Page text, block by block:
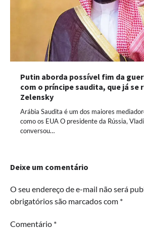
Putin aborda possível fim da
com o príncipe saudita, que já se
Zelensky
Arábia Saudita é um dos maiores
como os EUA O presidente da Rússia,
conversou…
Deixe um comentário
O seu endereço de e-mail não será
obrigatórios são marcados com *
Comentário *